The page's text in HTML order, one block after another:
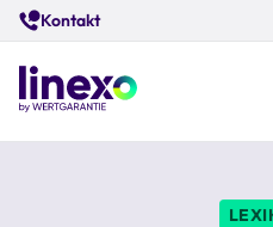
Skip
to
main
content
Kontakt